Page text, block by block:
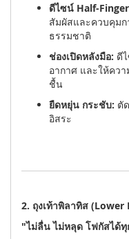
ดีไซน์ Half-
สัมผัสและควบคุมก
ธรรมชาติ
ช่องเปิดหลังมือ: ดี
อากาศ และให้คว
ชื้น
ยืดหยุ่น กระชับ: ตั
อิสระ
2. ถุงเท้าพิลาทิส
"ไม่ลื่น ไม่หลุด โฟกัสได้ทุ